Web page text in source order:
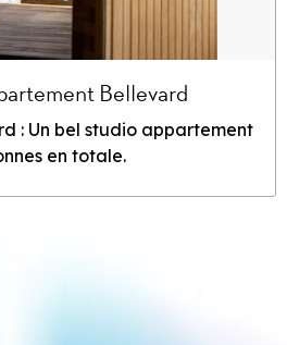
Bellevard
: Un bel studio appartement
en totale.